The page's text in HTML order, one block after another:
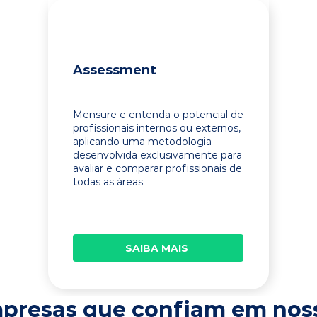
Assessment
Mensure e entenda o potencial de
profissionais internos ou externos,
aplicando uma metodologia
desenvolvida exclusivamente para
avaliar e comparar profissionais de
todas as áreas.
SAIBA MAIS
que confiam em